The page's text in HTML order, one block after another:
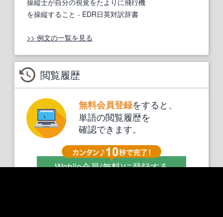
操縦士が自分の視覚をたよりに飛行機
を操縦すること - EDR日英対訳辞書
>> 例文の一覧を見る
閲覧履歴
無料会員登録をすると、
単語の閲覧履歴を
確認できます。
Weblio会員(無料)に登録する